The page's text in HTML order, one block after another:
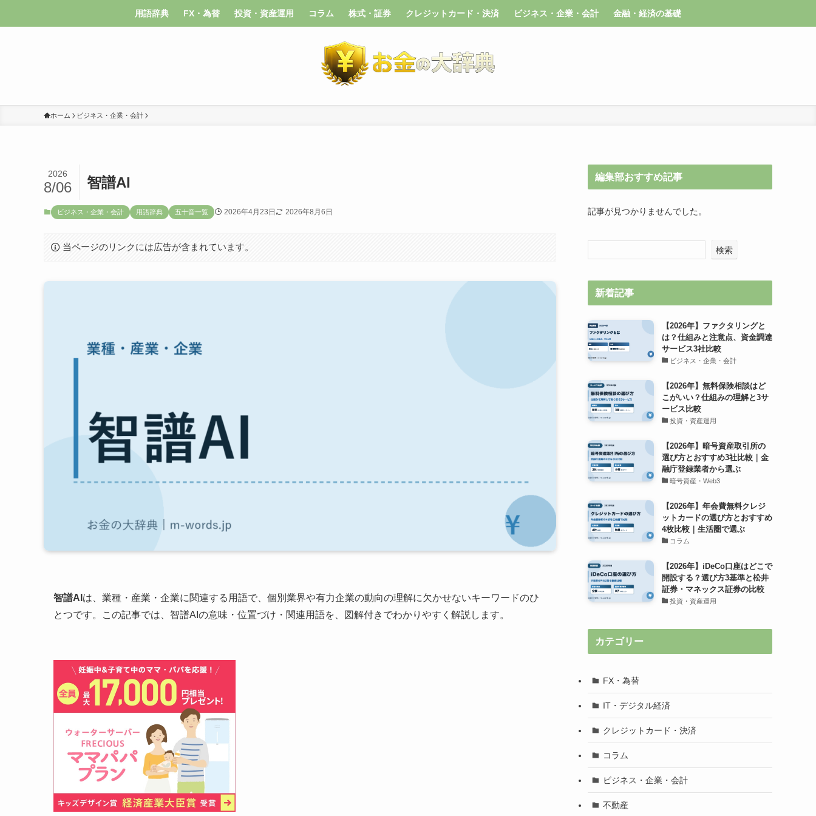
用語辞典 FX・為替 投資・資産運用 コラム 株式・証券 クレジットカード・決済 ビジネス・企業・会計 金融・経済の基礎
ホーム ビジネス・企業・会計
智譜AI
2026
8/06
ビジネス・企業・会計 用語辞典 五十音一覧 2026年4月23日 2026年8月6日
当ページのリンクには広告が含まれています。
智譜AI は、業種・産業・企業に関連する用語で、個別業界や有力企業の動向の理解に欠かせないキーワードのひ
とつです。この記事では、智譜AIの意味・位置づけ・関連用語を、図解付きでわかりやすく解説します。
編集部おすすめ記事
記事が見つかりませんでした。
検索
新着記事
【2026年】ファクタリングと
は？仕組みと注意点、資金調達
サービス3社比較
ビジネス・企業・会計
【2026年】無料保険相談はど
こがいい？仕組みの理解と3サ
ービス比較
投資・資産運用
【2026年】暗号資産取引所の
選び方とおすすめ3社比較｜金
融庁登録業者から選ぶ
暗号資産・Web3
【2026年】年会費無料クレジ
ットカードの選び方とおすすめ
4枚比較｜生活圏で選ぶ
コラム
【2026年】iDeCo口座はどこで
開設する？選び方3基準と松井
証券・マネックス証券の比較
投資・資産運用
カテゴリー
FX・為替
IT・デジタル経済
クレジットカード・決済
コラム
ビジネス・企業・会計
不動産